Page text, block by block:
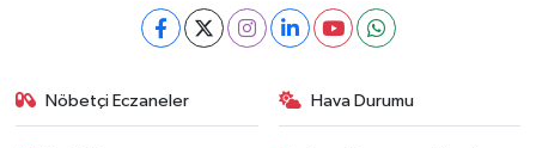
Nöbetçi Eczaneler Hava Durumu